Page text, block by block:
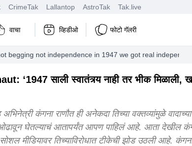
CrimeTak Lallantop AstroTak Tak.live
वाचा व्हिडीओ फोटो गॅलरी
begging not independence in 1947 we got real
‘1947 साली स्वातंत्र्य नाही तर भीक मिळाली,
अभिनेत्री कंगना राणौत ही अनेकदा तिच्या वक्तव्यांमुळे
घेतल्याचं आतापर्यंत आपण पाहिलं आहे. आता देखील
मीडियावर तिच्याविरोधात टीकेची झोड उठली आहे.